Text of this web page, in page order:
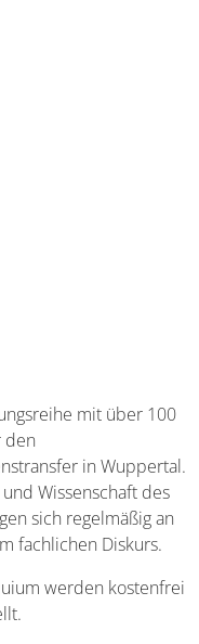
mit über 100
den
in Wuppertal.
Wissenschaft des
sich regelmäßig an
fachlichen Diskurs.
werden kostenfrei